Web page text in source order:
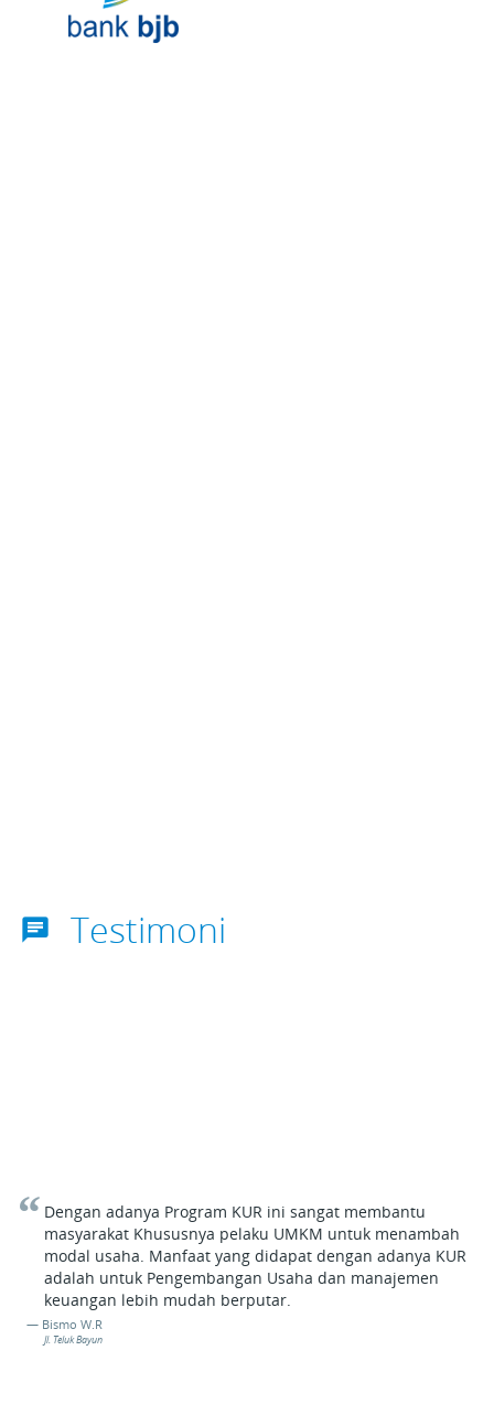
chat Testimoni
Dengan adanya Program KUR ini sangat membantu
masyarakat Khususnya pelaku UMKM untuk menambah
modal usaha. Manfaat yang didapat dengan adanya KUR
adalah untuk Pengembangan Usaha dan manajemen
keuangan lebih mudah berputar.
Bismo W.R
Jl. Teluk Bayun